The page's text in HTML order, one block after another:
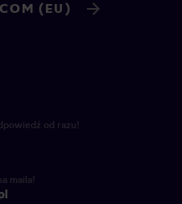
(EU)
od razu!
maila!